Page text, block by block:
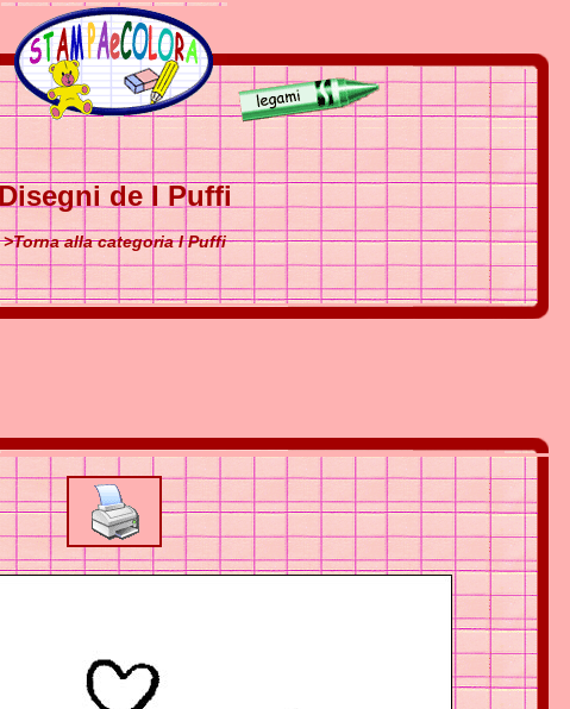
Disegni de I Puffi
>Torna alla categoria I Puffi